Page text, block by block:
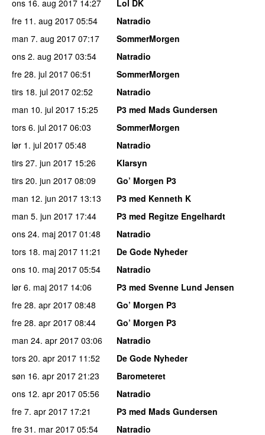
ons 16. aug 2017 14:27
Lol DK
fre 11. aug 2017 05:54
Natradio
man 7. aug 2017 07:17
SommerMorgen
ons 2. aug 2017 03:54
Natradio
fre 28. jul 2017 06:51
SommerMorgen
tirs 18. jul 2017 02:52
Natradio
man 10. jul 2017 15:25
P3 med Mads Gundersen
tors 6. jul 2017 06:03
SommerMorgen
lør 1. jul 2017 05:48
Natradio
tirs 27. jun 2017 15:26
Klarsyn
tirs 20. jun 2017 08:09
Go’ Morgen P3
man 12. jun 2017 13:13
P3 med Kenneth K
man 5. jun 2017 17:44
P3 med Regitze Engelhardt
ons 24. maj 2017 01:48
Natradio
tors 18. maj 2017 11:21
De Gode Nyheder
ons 10. maj 2017 05:54
Natradio
lør 6. maj 2017 14:06
P3 med Svenne Lund Jensen
fre 28. apr 2017 08:48
Go’ Morgen P3
fre 28. apr 2017 08:44
Go’ Morgen P3
man 24. apr 2017 03:06
Natradio
tors 20. apr 2017 11:52
De Gode Nyheder
søn 16. apr 2017 21:23
Barometeret
ons 12. apr 2017 05:56
Natradio
fre 7. apr 2017 17:21
P3 med Mads Gundersen
fre 31. mar 2017 05:54
Natradio